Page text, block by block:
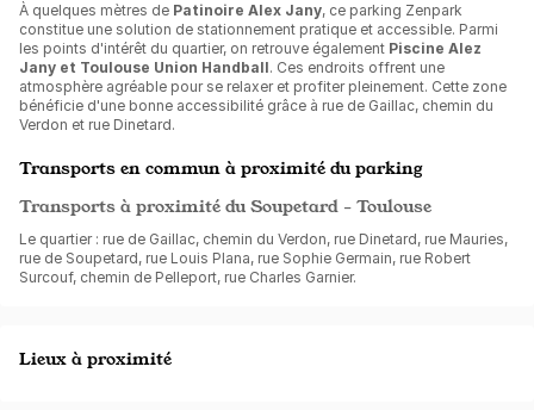
À quelques mètres de Patinoire Alex Jany, ce parking Zenpark
constitue une solution de stationnement pratique et accessible. Parmi
les points d'intérêt du quartier, on retrouve également Piscine Alez
Jany et Toulouse Union Handball. Ces endroits offrent une
atmosphère agréable pour se relaxer et profiter pleinement. Cette zone
bénéficie d'une bonne accessibilité grâce à rue de Gaillac, chemin du
Verdon et rue Dinetard.
Transports en commun à proximité du parking
Transports à proximité du Soupetard - Toulouse
Le quartier : rue de Gaillac, chemin du Verdon, rue Dinetard, rue Mauries,
rue de Soupetard, rue Louis Plana, rue Sophie Germain, rue Robert
Surcouf, chemin de Pelleport, rue Charles Garnier.
Lieux à proximité